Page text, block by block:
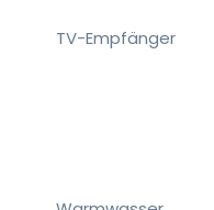
TV-Empfänger